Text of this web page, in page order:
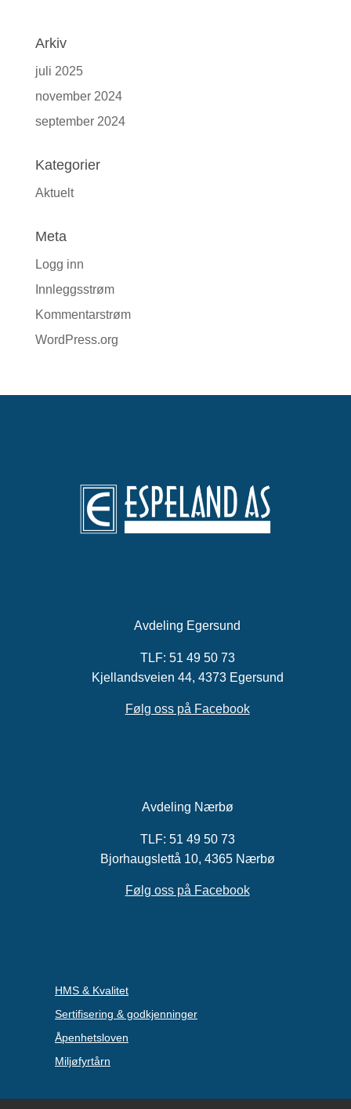
Arkiv
juli 2025
november 2024
september 2024
Kategorier
Aktuelt
Meta
Logg inn
Innleggsstrøm
Kommentarstrøm
WordPress.org
Avdeling Egersund
TLF: 51 49 50 73
Kjellandsveien 44, 4373 Egersund
Følg oss på Facebook
Avdeling Nærbø
TLF: 51 49 50 73
Bjorhaugslettå 10, 4365 Nærbø
Følg oss på Facebook
HMS & Kvalitet
Sertifisering & godkjenninger
Åpenhetsloven
Miljøfyrtårn